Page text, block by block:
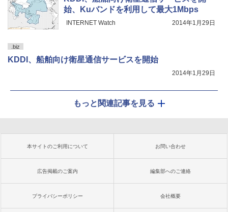
始、Kuバンドを利用して最大1Mbps
INTERNET Watch 2014年1月29日
.biz
KDDI、船舶向け衛星通信サービスを開始
2014年1月29日
もっと関連記事を見る
本サイトのご利用について お問い合わせ
広告掲載のご案内 編集部へのご連絡
プライバシーポリシー 会社概要